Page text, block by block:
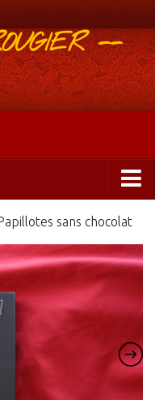
--
sans chocolat